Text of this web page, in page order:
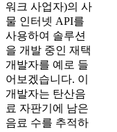
워크 사업자)의 사
물 인터넷 API를
사용하여 솔루션
을 개발 중인 재택
개발자를 예로 들
어보겠습니다. 이
개발자는 탄산음
료 자판기에 남은
음료 수를 추적하